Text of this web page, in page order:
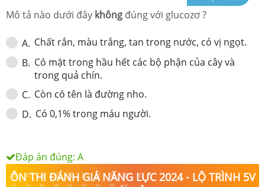
Mô tả nào dưới đây không đúng với glucozơ ?
A. Chất rắn, màu trắng, tan trong nước, có vị ngọt.
B. Có mặt trong hầu hết các bộ phận của cây và
trong quả chín.
C. Còn có tên là đường nho.
D. Có 0,1% trong máu người.
Đáp án đúng: A
ÔN THI ĐÁNH GIÁ NĂNG LỰC 2024 - LỘ TRÌNH 5V